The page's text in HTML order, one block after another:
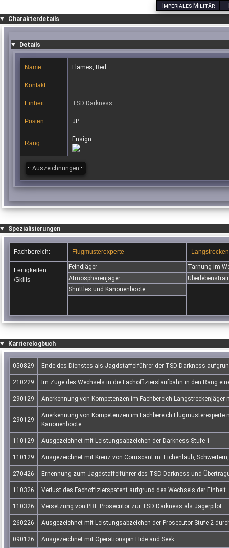
Imperiales Militär
Charakterdetails
Details
Name: Flames, Red
Kontakt:
Einheit: TSD Darkness
Posten: JP
Rang:
Ensign
Auszeichnungen
Spezialisierungen
Fachbereich: Flugmusterexperte
Fertigkeiten
/Skills
Feindjäger
Tarnung im
Atmosphärenjäger
Shuttles und Kanonenboote
Karrierelogbuch
050829 Ende des Dienstes als Jagdstaffelführer der TSD Darkness
210229 Im Zuge des Wechsels in die Fachoffizierslaufbahn in den Rang
290129 Anerkennung von Kompetenzen im Fachbereich
290129
Anerkennung von Kompetenzen im Fachbereich
Kanonenboote
110129 Ausgezeichnet mit Leistungsabzeichen der Darkness Stufe 1
110129 Ausgezeichnet mit Kreuz von Coruscant m. Eichenlaub,
270426 Ernennung zum Jagdstaffelführer des TSD Darkness und
110326 Verlust des Fachoffizierspatent aufgrund des Wechsels der Einheit
110326 Versetzung von PRE Prosecutor zur TSD Darkness als Jägerpilot
260226 Ausgezeichnet mit Leistungsabzeichen der Prosecutor Stufe 2
090126 Ausgezeichnet mit Operationspin Hide and Seek